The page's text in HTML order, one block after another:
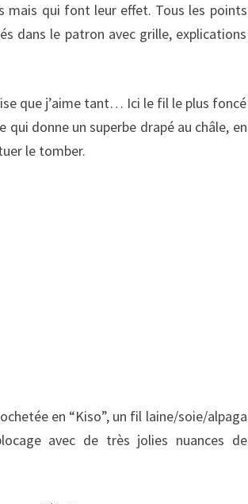
mais qui font leur effet. Tous les points
dans le patron avec grille, explications
que j’aime tant… Ici le fil le plus foncé
donne un superbe drapé au châle, en
le tomber.
en “Kiso”, un fil laine/soie/alpaga
avec de très jolies nuances de